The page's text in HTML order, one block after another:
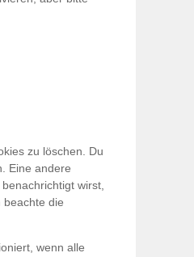
zu löschen. Du
Eine andere
wirst,
beachte die
wenn alle